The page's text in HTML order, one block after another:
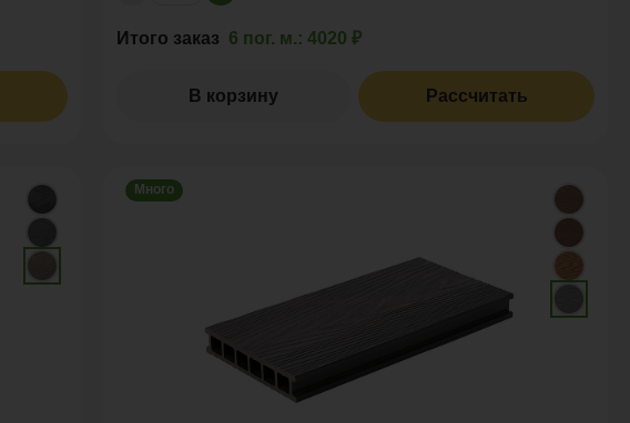
Итого заказ 6 пог. м.: 4020 ₽
В корзину Рассчитать
Много